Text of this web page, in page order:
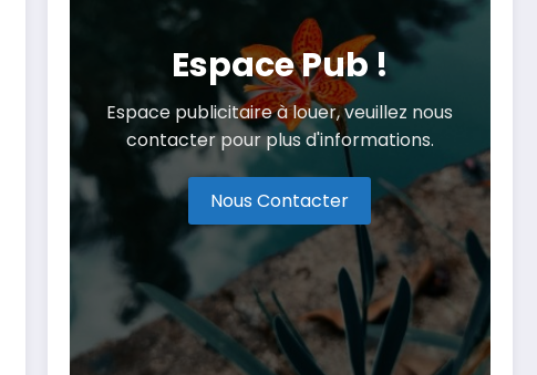
Espace Pub !
Espace publicitaire à louer, veuillez nous
contacter pour plus d'informations.
Nous Contacter